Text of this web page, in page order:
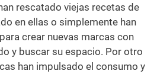
rescatado viejas recetas de
en ellas o simplemente han
crear nuevas marcas con
y buscar su espacio. Por otro
han impulsado el consumo y